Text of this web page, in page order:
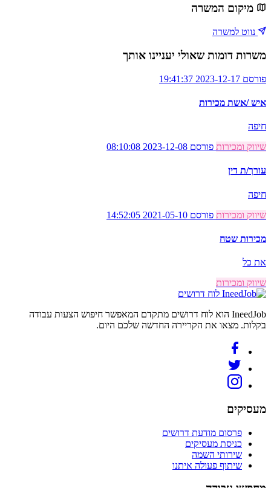
מיקום המשרה
נווט למשרה
משרות דומות שאולי יעניינו אותך
פורסם 2023-12-17 19:41:37
איש /אשת מכירות
חיפה
שיווק ומכירות פורסם 2023-12-08 08:10:08
עורך/ת דין
חיפה
שיווק ומכירות פורסם 2021-05-10 14:52:05
מכירות שטח
את כל
שיווק ומכירות
לוח דרושים
IneedJob הוא לוח דרושים מתקדם המאפשר חיפוש הצעות עבודה
בקלות. מצאו את הקריירה החדשה שלכם היום.
מעסיקים
פרסום מודעת דרושים
כניסת מעסיקים
שירותי השמה
שיתוף פעולה איתנו